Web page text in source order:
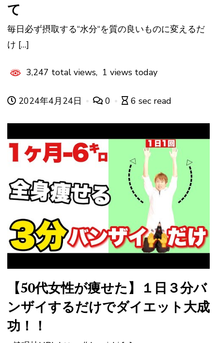
て
毎日必ず摂取する“水分“を質の良いものに変えるだ
け […]
3,247 total views, 1 views today
2024年4月24日 0 6 sec read
【50代女性が痩せた】１日３分バ
ンザイするだけでダイエット大成
功！！